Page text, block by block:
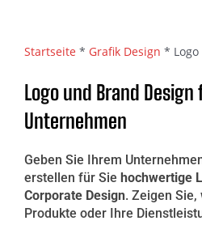
Startseite * Grafik Design *
Logo und Brand Design
Unternehmen
Geben Sie Ihrem
erstellen für Sie hochwertige
Corporate Design. Zeigen
Produkte oder Ihre